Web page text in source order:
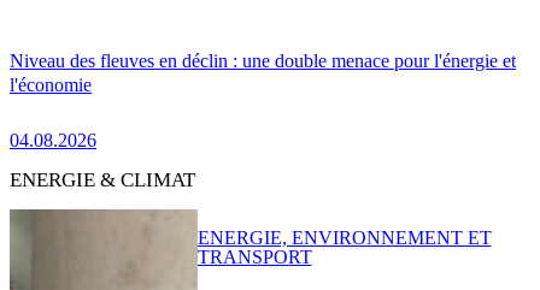
Niveau des fleuves en déclin : une double menace pour l'énergie et
l'économie
04.08.2026
ENERGIE & CLIMAT
ENERGIE, ENVIRONNEMENT ET
TRANSPORT